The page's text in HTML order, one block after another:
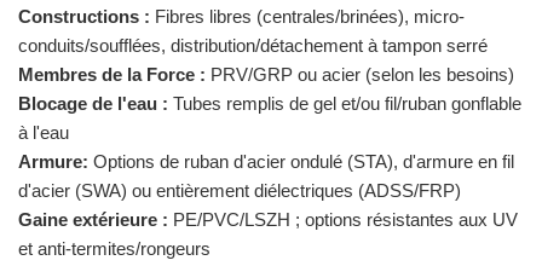
Constructions : Fibres libres (centrales/brinées), micro-
conduits/soufflées, distribution/détachement à tampon serré
Membres de la Force : PRV/GRP ou acier (selon les besoins)
Blocage de l'eau : Tubes remplis de gel et/ou fil/ruban gonflable
à l'eau
Armure: Options de ruban d'acier ondulé (STA), d'armure en fil
d'acier (SWA) ou entièrement diélectriques (ADSS/FRP)
Gaine extérieure : PE/PVC/LSZH ; options résistantes aux UV
et anti-termites/rongeurs